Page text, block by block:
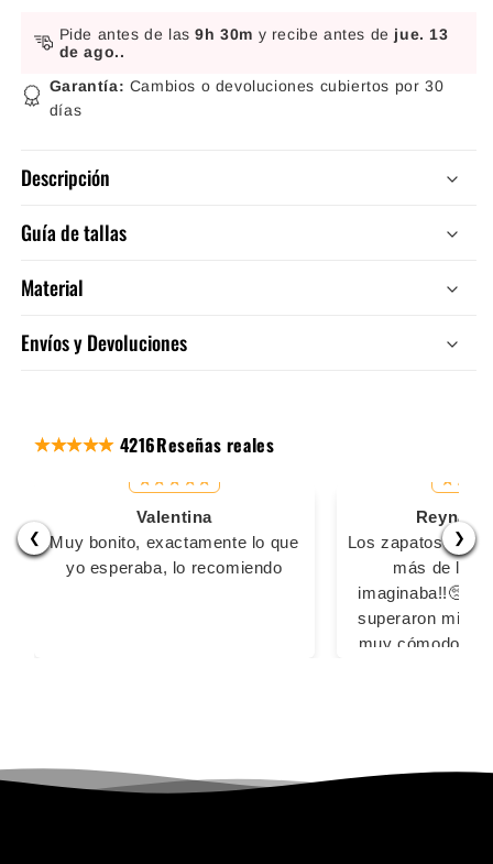
Pide antes de las9h 30m y recibe antes de jue. 13
de ago..
Garantía: Cambios o devoluciones cubiertos por 30
días
Descripción
Guía de tallas
Material
Envíos y Devoluciones
4216Reseñas reales
❮ ❯
Valentina
Muy bonito, exactamente lo que
yo esperaba, lo recomiendo
Reyna
Los zapatos son
más de lo
imaginaba!!🥺🥺
superaron mis
muy cómodos
ningún